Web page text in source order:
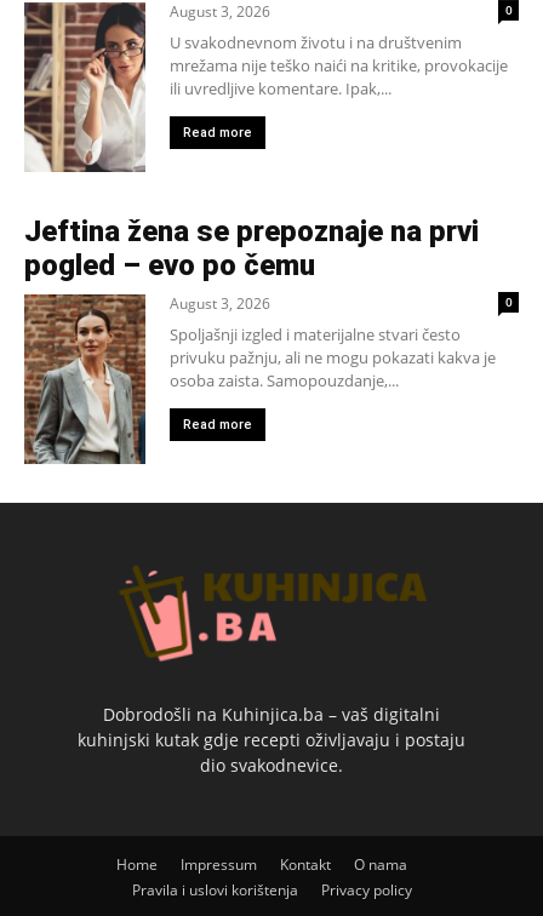
August 3, 2026 0
U svakodnevnom životu i na društvenim
mrežama nije teško naići na kritike, provokacije
ili uvredljive komentare. Ipak,...
Read more
Jeftina žena se prepoznaje na prvi
pogled – evo po čemu
August 3, 2026 0
Spoljašnji izgled i materijalne stvari često
privuku pažnju, ali ne mogu pokazati kakva je
osoba zaista. Samopouzdanje,...
Read more
Dobrodošli na Kuhinjica.ba – vaš digitalni
kuhinjski kutak gdje recepti oživljavaju i postaju
dio svakodnevice.
Home Impressum Kontakt
O nama
Pravila i uslovi korištenja
Privacy policy